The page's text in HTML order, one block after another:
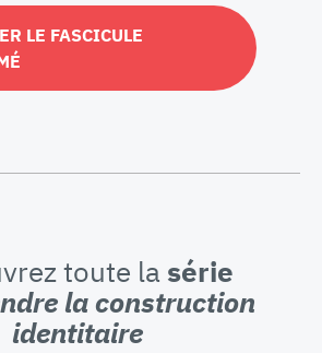
LE FASCICULE
toute la série
la construction
identitaire